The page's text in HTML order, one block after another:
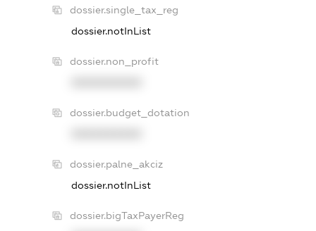
dossier.single_tax_reg
dossier.notInList
dossier.non_profit
dossier.budget_dotation
dossier.palne_akciz
dossier.notInList
dossier.bigTaxPayerReg